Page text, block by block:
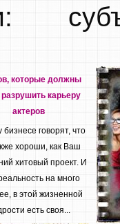
которые должны
карьеру
актеров
бизнесе говорят, что
хороши, как Ваш
хитовый проект. И
на много
в этой жизненной
есть своя...